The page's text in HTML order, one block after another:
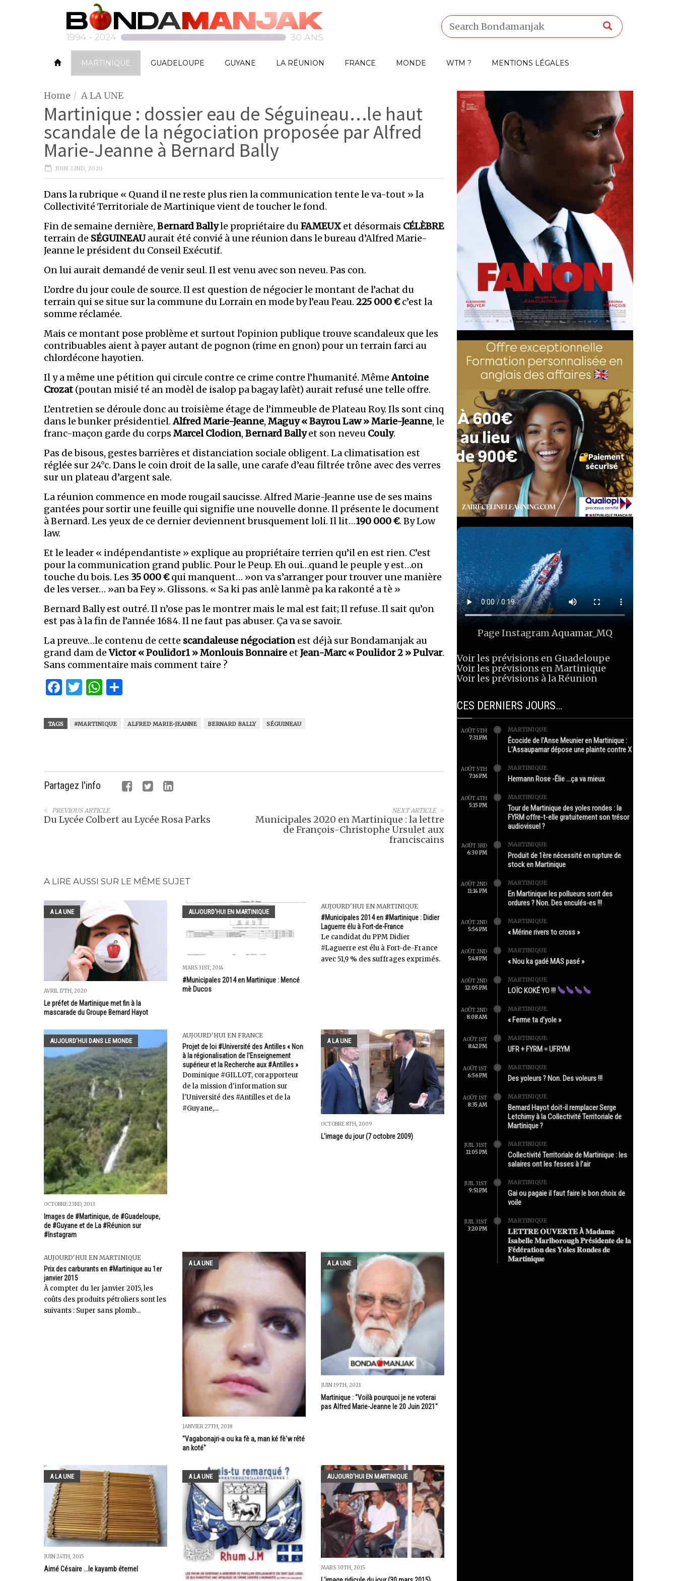
MARTINIQUE GUADELOUPE GUYANE LA RÉUNION FRANCE MONDE WTM ? MENTIONS LÉGALES
Home A LA UNE
Martinique : dossier eau de Séguineau…le haut
scandale de la négociation proposée par Alfred
Marie-Jeanne à Bernard Bally
JUIN 22ND, 2020
Dans la rubrique « Quand il ne reste plus rien la communication tente le va-tout » la
Collectivité Territoriale de Martinique vient de toucher le fond.
Fin de semaine dernière, Bernard Ballyle propriétaire duFAMEUX et désormais CÉLÈBRE
terrain de SÉGUINEAU aurait été convié à une réunion dans le bureau d’Alfred Marie-
Jeanne le président du Conseil Exécutif.
On lui aurait demandé de venir seul. Il est venu avec son neveu. Pas con.
L’ordre du jour coule de source. Il est question de négocier le montant de l’achat du
terrain qui se situe sur la commune du Lorrain en mode by l’eau l’eau. 225 000 €c’est la
somme réclamée.
Mais ce montant pose problème et surtout l’opinion publique trouve scandaleux que les
contribuables aient à payer autant de pognon (rime en gnon) pour un terrain farci au
chlordécone hayotien.
Il y a même une pétition qui circule contre ce crime contre l’humanité. MêmeAntoine
Crozat (poutan misié té an modèl de isalop pa bagay lafèt) aurait refusé une telle offre.
L’entretien se déroule donc au troisième étage de l’immeuble de Plateau Roy. Ils sont cinq
dans le bunker présidentiel.Alfred Marie-Jeanne, Maguy « Bayrou Law » Marie-Jeanne, le
franc-maçon garde du corps Marcel Clodion, Bernard Ballyet son neveu Couly.
Pas de bisous, gestes barrières et distanciation sociale obligent. La climatisation est
réglée sur 24°c. Dans le coin droit de la salle, une carafe d’eau filtrée trône avec des verres
sur un plateau d’argent sale.
La réunion commence en mode rougail saucisse. Alfred Marie-Jeanne use de ses mains
gantées pour sortir une feuille qui signifie une nouvelle donne. Il présente le document
à Bernard. Les yeux de ce dernier deviennent brusquement loli. Il lit…190 000 €. By Low
law.
Et le leader « indépendantiste » explique au propriétaire terrien qu’il en est rien. C’est
pour la communication grand public. Pour le Peup. Eh oui…quand le peuple y est…on
touche du bois. Les 35 000 €qui manquent… »on va s’arranger pour trouver une manière
de les verser… »an ba Fey ». Glissons. « Sa ki pas anlè lanmè pa ka rakonté a tè »
Bernard Bally est outré. Il n’ose pas le montrer mais le mal est fait; Il refuse. Il sait qu’on
est pas à la fin de l’année 1684. Il ne faut pas abuser. Ça va se savoir.
La preuve…le contenu de cette scandaleuse négociation est déjà sur Bondamanjak au
grand dam deVictor « Poulidor1 » Monlouis Bonnaire etJean-Marc « Poulidor 2 » Pulvar.
Sans commentaire mais comment taire ?
Facebook
Twitter
WhatsApp
TAGS #MARTINIQUE ALFRED MARIE-JEANNE BERNARD BALLY SÉGUINEAU
Partagez l'info
NEXT ARTICLE
Municipales 2020 en Martinique : la lettre
de François-Christophe Ursulet aux
franciscains
PREVIOUS ARTICLE
Du Lycée Colbert au Lycée Rosa Parks
A LIRE AUSSI SUR LE MÊME SUJET
A LA UNE
AVRIL 17TH, 2020
Le préfet de Martinique met fin à la
mascarade du Groupe Bernard Hayot
AUJOURD'HUI EN MARTINIQUE
MARS 31ST, 2014
#Municipales 2014 en Martinique : Mencé
mè Ducos
AUJOURD'HUI EN MARTINIQUE
#Municipales 2014 en #Martinique : Didier
Laguerre élu à Fort-de-France
Le candidat du PPM Didier
#Laguerre est élu à Fort-de-France
avec 51,9 % des suffrages exprimés.
AUJOURD'HUI DANS LE MONDE
OCTOBRE 23RD, 2013
Images de #Martinique, de #Guadeloupe,
de #Guyane et de La #Réunion sur
#Instagram
AUJOURD'HUI EN FRANCE
Projet de loi #Université des Antilles « Non
à la régionalisation de l'Enseignement
supérieur et la Recherche aux #Antilles »
Dominique #GILLOT, corapporteur
de la mission d'information sur
l'Université des #Antilles et de la
#Guyane,...
A LA UNE
OCTOBRE 8TH, 2009
L'image du jour (7 octobre 2009)
AUJOURD'HUI EN MARTINIQUE
Prix des carburants en #Martinique au 1er
janvier 2015
À compter du 1er janvier 2015, les
coûts des produits pétroliers sont les
suivants : Super sans plomb...
A LA UNE
JANVIER 27TH, 2018
"Vagabonajri-a ou ka fè a, man ké fè'w rété
an koté"
A LA UNE
JUIN 19TH, 2021
Martinique : "Voilà pourquoi je ne voterai
pas Alfred Marie-Jeanne le 20 Juin 2021"
A LA UNE
JUIN 24TH, 2015
Aimé Césaire ...le kayamb éternel
A LA UNE AUJOURD'HUI EN MARTINIQUE
MARS 30TH, 2015
Page InstagramAquamar_MQ
Voir les prévisions en Guadeloupe
Voir les prévisions en Martinique
Voir les prévisions à la Réunion
CES DERNIERS JOURS…
AOÛT 5TH
7:31 PM
MARTINIQUE
Écocide de l’Anse Meunier en Martinique :
L’Assaupamar dépose une plainte contre X
AOÛT 5TH
7:16 PM
MARTINIQUE
Hermann Rose -Élie …ça va mieux
AOÛT 4TH
5:15 PM
MARTINIQUE
Tour de Martinique des yoles rondes : la
FYRM offre-t-elle gratuitement son trésor
audiovisuel ?
AOÛT 3RD
6:30 PM
MARTINIQUE
Produit de 1ère nécessité en rupture de
stock en Martinique
AOÛT 2ND
11:14 PM
MARTINIQUE
En Martinique les pollueurs sont des
ordures ? Non. Des enculés-es !!!
AOÛT 2ND
5:56 PM
MARTINIQUE
« Mérine rivers to cross »
AOÛT 2ND
5:48 PM
MARTINIQUE
« Nou ka gadé MAS pasé »
AOÛT 2ND
12:05 PM
MARTINIQUE
LOÏC KOKÉ YO !!!
AOÛT 2ND
8:08 AM
MARTINIQUE
« Ferme ta d’yole »
AOÛT 1ST
8:42 PM
MARTINIQUE
UFR + FYRM = UFRYM
AOÛT 1ST
6:56 PM
MARTINIQUE
Des yoleurs ? Non. Des voleurs !!!
AOÛT 1ST
8:35 AM
MARTINIQUE
Bernard Hayot doit-il remplacer Serge
Letchimy à la Collectivité Territoriale de
Martinique ?
JUIL 31ST
11:05 PM
MARTINIQUE
Collectivité Territoriale de Martinique : les
salaires ont les fesses à l’air
JUIL 31ST
9:51 PM
MARTINIQUE
Gai ou pagaie il faut faire le bon choix de
voile
JUIL 31ST
3:20 PM
MARTINIQUE
𝐋𝐄𝐓𝐓𝐑𝐄 𝐎𝐔𝐕𝐄𝐑𝐓𝐄 À 𝐌𝐚𝐝𝐚𝐦𝐞
𝐈𝐬𝐚𝐛𝐞𝐥𝐥𝐞 𝐌𝐚𝐫𝐥𝐛𝐨𝐫𝐨𝐮𝐠𝐡 𝐏𝐫é𝐬𝐢𝐝𝐞𝐧𝐭𝐞 𝐝𝐞 𝐥𝐚
𝐅é𝐝é𝐫𝐚𝐭𝐢𝐨𝐧 𝐝𝐞𝐬 𝐘𝐨𝐥𝐞𝐬 𝐑𝐨𝐧𝐝𝐞𝐬 𝐝𝐞
𝐌𝐚𝐫𝐭𝐢𝐧𝐢𝐪𝐮𝐞